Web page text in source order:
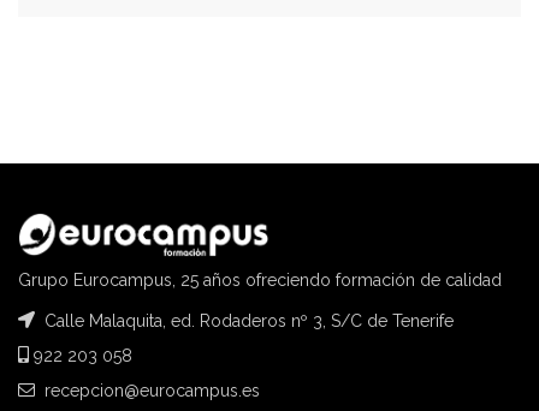
Grupo Eurocampus, 25 años ofreciendo formación de calidad
Calle Malaquita, ed. Rodaderos nº 3, S/C de Tenerife
922 203 058
recepcion@eurocampus.es